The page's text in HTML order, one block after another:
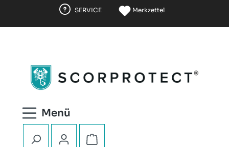
SERVICE Merkzettel
Warenkorb enthält 0